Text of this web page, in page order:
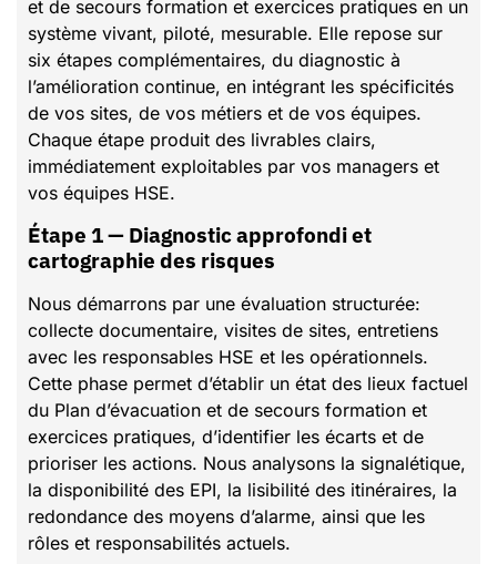
et de secours formation et exercices pratiques en un
système vivant, piloté, mesurable. Elle repose sur
six étapes complémentaires, du diagnostic à
l’amélioration continue, en intégrant les spécificités
de vos sites, de vos métiers et de vos équipes.
Chaque étape produit des livrables clairs,
immédiatement exploitables par vos managers et
vos équipes HSE.
Étape 1 — Diagnostic approfondi et
cartographie des risques
Nous démarrons par une évaluation structurée:
collecte documentaire, visites de sites, entretiens
avec les responsables HSE et les opérationnels.
Cette phase permet d’établir un état des lieux factuel
du Plan d’évacuation et de secours formation et
exercices pratiques, d’identifier les écarts et de
prioriser les actions. Nous analysons la signalétique,
la disponibilité des EPI, la lisibilité des itinéraires, la
redondance des moyens d’alarme, ainsi que les
rôles et responsabilités actuels.